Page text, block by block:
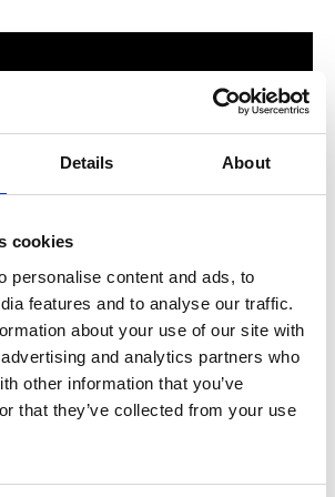
Details About
cookies
personalise content and ads, to
features and to analyse our traffic.
about your use of our site with
and analytics partners who
other information that you’ve
that they’ve collected from your use
För hela familjen
nya butik och bygglagar klart. Förmodligen
välsorterade byggvaruhus som välkomnar
och proffskund. Varbergs Trä har allt